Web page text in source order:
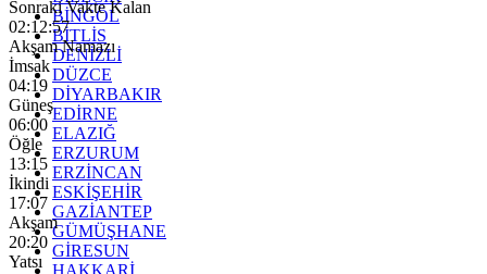
BİNGÖL
BİTLİS
DENİZLİ
DÜZCE
DİYARBAKIR
EDİRNE
ELAZIĞ
ERZURUM
ERZİNCAN
ESKİŞEHİR
GAZİANTEP
GÜMÜŞHANE
GİRESUN
HAKKARİ
Sonraki Vakte Kalan
02:12:56
Akşam Namazı
İmsak
04:19
Güneş
06:00
Öğle
13:15
İkindi
17:07
Akşam
20:20
Yatsı